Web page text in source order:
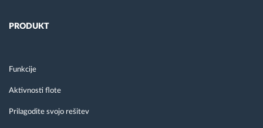
PRODUKT
Funkcije
Aktivnosti flote
Prilagodite svojo rešitev